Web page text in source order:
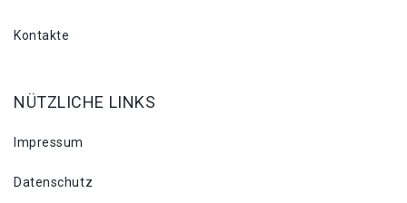
Kontakte
NÜTZLICHE LINKS
Impressum
Datenschutz